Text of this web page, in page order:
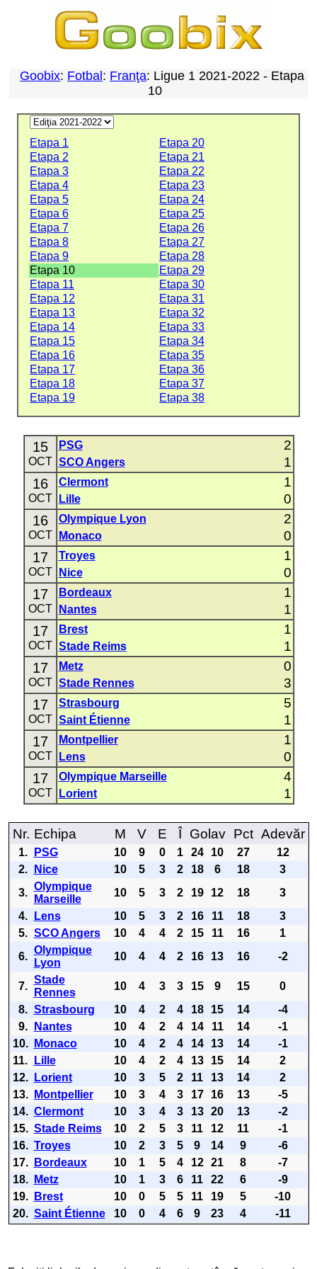
Goobix: Fotbal : Franţa: Ligue 1 2021-2022 - Etapa
10
Etapa 1
Etapa 20
Etapa 2
Etapa 21
Etapa 3
Etapa 22
Etapa 4
Etapa 23
Etapa 5
Etapa 24
Etapa 6
Etapa 25
Etapa 7
Etapa 26
Etapa 8
Etapa 27
Etapa 9
Etapa 28
Etapa 10
Etapa 29
Etapa 11
Etapa 30
Etapa 12
Etapa 31
Etapa 13
Etapa 32
Etapa 14
Etapa 33
Etapa 15
Etapa 34
Etapa 16
Etapa 35
Etapa 17
Etapa 36
Etapa 18
Etapa 37
Etapa 19
Etapa 38
15
OCT
PSG 2
SCO Angers 1
16
OCT
Clermont 1
Lille 0
16
OCT
Olympique Lyon 2
Monaco 0
17
OCT
Troyes 1
Nice 0
17
OCT
Bordeaux 1
Nantes 1
17
OCT
Brest 1
Stade Reims 1
17
OCT
Metz 0
Stade Rennes 3
17
OCT
Strasbourg 5
Saint Étienne 1
17
OCT
Montpellier 1
Lens 0
17
OCT
Olympique Marseille 4
Lorient 1
Nr. Echipa M V E Î Golav Pct Adevăr
1. PSG 10 9 0 1 24 10 27
12
2.
Nice 10 5 3 2 18 6 18
3
3.
Olympique
Marseille
10 5 3 2 19 12 18
3
4.
Lens 10 5 3 2 16 11 18
3
5. SCO Angers 10 4 4 2 15 11 16
1
6.
Olympique
Lyon
10 4 4 2 16 13 16 -2
7.
Stade
Rennes
10 4 3 3 15 9 15
0
8. Strasbourg 10 4 2 4 18 15 14
-4
9.
Nantes 10 4 2 4 14 11 14
-1
10.
Monaco 10 4 2 4 14 13 14
-1
11.
Lille 10 4 2 4 13 15 14
2
12.
Lorient 10 3 5 2 11 13 14
2
13.
Montpellier 10 3 4 3 17 16 13
-5
14. Clermont 10 3 4 3 13 20 13
-2
15. Stade Reims 10 2 5 3 11 12 11
-1
16. Troyes 10 2 3 5 9 14 9
-6
17.
Bordeaux 10 1 5 4 12 21 8
-7
18.
Metz 10 1 3 6 11 22 6
-9
19.
Brest 10 0 5 5 11 19 5
-10
20. Saint Étienne 10 0 4 6 9 23 4 -11